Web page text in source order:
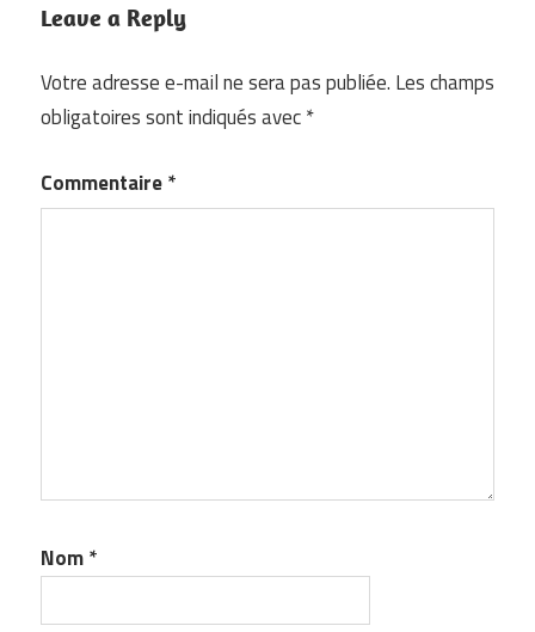
Leave a Reply
Votre adresse e-mail ne sera pas publiée. Les champs
obligatoires sont indiqués avec*
Commentaire*
Nom*